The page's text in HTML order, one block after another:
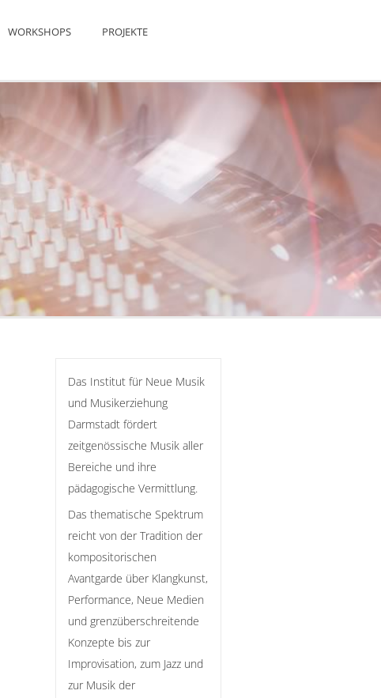
WORKSHOPS PROJEKTE
Das Institut für Neue Musik
und Musikerziehung
Darmstadt fördert
zeitgenössische Musik aller
Bereiche und ihre
pädagogische Vermittlung.
Das thematische Spektrum
reicht von der Tradition der
kompositorischen
Avantgarde über Klangkunst,
Performance, Neue Medien
und grenzüberschreitende
Konzepte bis zur
Improvisation, zum Jazz und
zur Musik der